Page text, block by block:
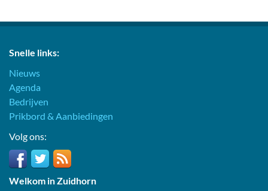
Snelle links:
Nieuws
Agenda
Bedrijven
Prikbord & Aanbiedingen
Volg ons:
Welkom in Zuidhorn